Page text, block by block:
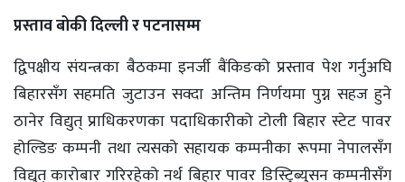
प्रस्ताव बोकी दिल्ली र पटनासम्म
द्विपक्षीय संयन्त्रका बैठकमा इनर्जी बैंकिङको प्रस्ताव पेश गर्नुअघि
बिहारसँग सहमति जुटाउन सक्दा अन्तिम निर्णयमा पुग्न सहज हुने
ठानेर विद्युत् प्राधिकरणका पदाधिकारीको टोली बिहार स्टेट पावर
होल्डिङ कम्पनी तथा त्यसको सहायक कम्पनीका रूपमा नेपालसँग
विद्युत् कारोबार गरिरहेको नर्थ बिहार पावर डिस्ट्रिब्युसन कम्पनीसँग